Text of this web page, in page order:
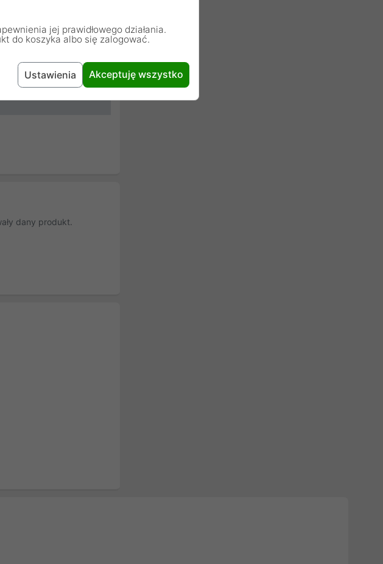
dany produkt.
jej prawidłowego działania.
do koszyka albo się zalogować.
Ustawienia Akceptuję wszystko